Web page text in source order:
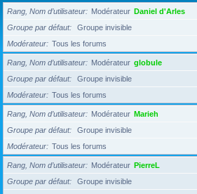
Rang, Nom d’utilisateur Modérateur Daniel d'Arles
Groupe par défaut
Groupe invisible
Modérateur
Tous les forums
Rang, Nom d’utilisateur Modérateur globule
Groupe par défaut
Groupe invisible
Modérateur
Tous les forums
Rang, Nom d’utilisateur Modérateur Marieh
Groupe par défaut
Groupe invisible
Modérateur
Tous les forums
Rang, Nom d’utilisateur Modérateur PierreL
Groupe par défaut
Groupe invisible